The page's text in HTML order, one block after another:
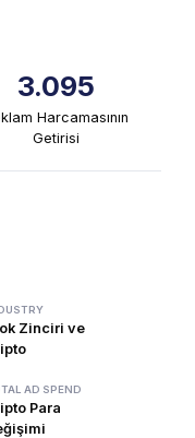
3.095
Harcamasının
Getirisi
Zinciri ve
AD SPEND
Para